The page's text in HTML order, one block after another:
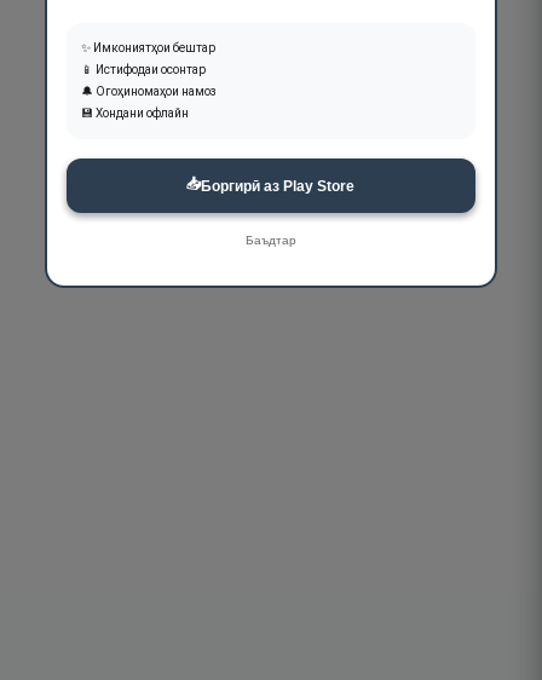
✨ Имкониятҳои бештар
📱 Истифодаи осонтар
🔔 Огоҳиномаҳои намоз
💾 Хондани офлайн
📥Боргирӣ аз Play Store
Баъдтар